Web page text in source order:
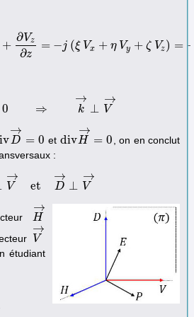
+
∂Vz
∂z
= −j (ξ Vx + η Vy + ζ Vz) =
∂Vy ∂y+∂V z∂ z=− (ξ Vx+η Vy +ζ Vz )= −j k→⋅V
0 ⇒ k
→
⊥ V
→
V→ ⇒k→ →
ivD
→
= 0
vD→ =0 et divH
→
= 0
divH→ =0
, on en conclut
:
V
→
et D
→
⊥ V
→
⊥ →etD → ⊥ V→
H
→
H→
V
→
V→
étudiant